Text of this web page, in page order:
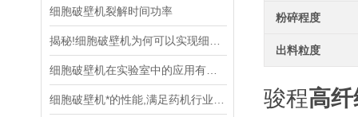
细胞破壁机裂解时间功率 粉碎程度
出料粒度
骏程高